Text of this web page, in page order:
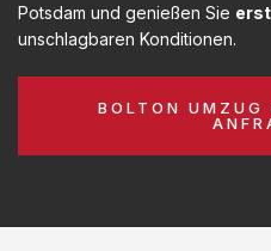
Potsdam und genießen Sie
unschlagbaren Konditionen.
BOLTON UMZUG